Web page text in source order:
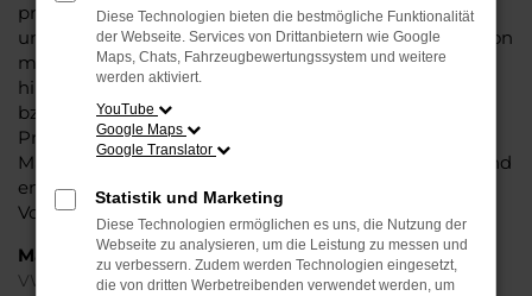
profitieren Sie gleich mehrfach. So bieten wir einen
umfangreichen Service und bringen eine Erfahrung von
mehr als 80 Jahren in die Beratung mit ein. Darüber
hinaus sichern Sie sich bei jedem Kauf einen Rabatt
bzw. Nachlass, der teilweise im zweistelligen
Prozentbereich liegt. VW ID.3 EU-Neuwagen für
Magdeburg sind bei uns auch im Leasing zu haben und
entsprechend zu 100 Prozent Ihren individuellen
Vorstellungen.
Marken
VW
Diese Technologien bieten die bestmögliche Funktionalität
der Webseite. Services von Drittanbietern wie Google
Maps, Chats, Fahrzeugbewertungssystem und weitere
werden aktiviert.
YouTube
Google Maps
Google Translator
Statistik und Marketing
Diese Technologien ermöglichen es uns, die Nutzung der
Webseite zu analysieren, um die Leistung zu messen und
zu verbessern. Zudem werden Technologien eingesetzt,
die von dritten Werbetreibenden verwendet werden, um